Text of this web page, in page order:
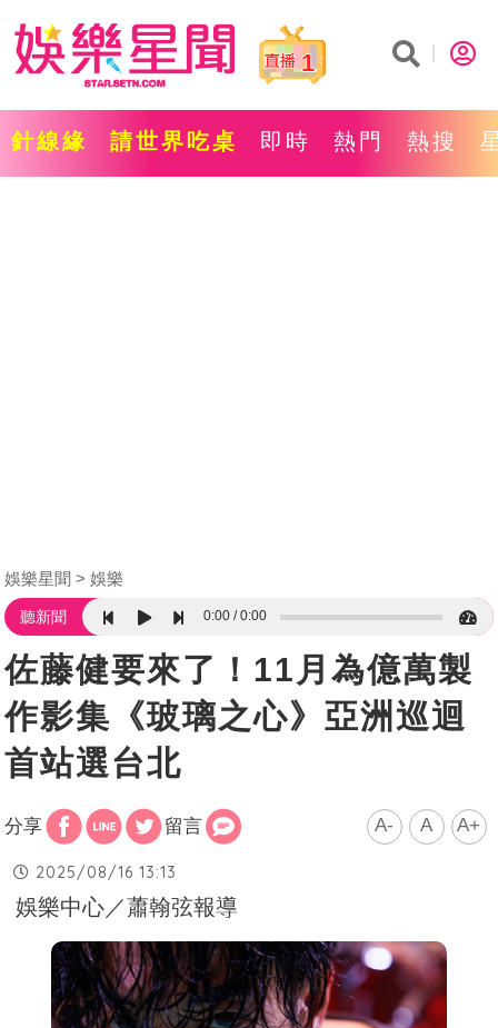
1
針線緣 請世界吃桌 即時 熱門 熱搜
娛樂星聞 娛樂
聽新聞 0:00 0:00
佐藤健要來了！11月為億萬製
作影集《玻璃之心》亞洲巡迴
首站選台北
分享 留言 A- A A+
2025/08/16 13:13
娛樂中心／蕭翰弦報導